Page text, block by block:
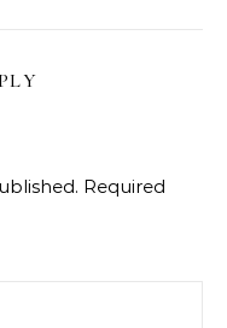
Required